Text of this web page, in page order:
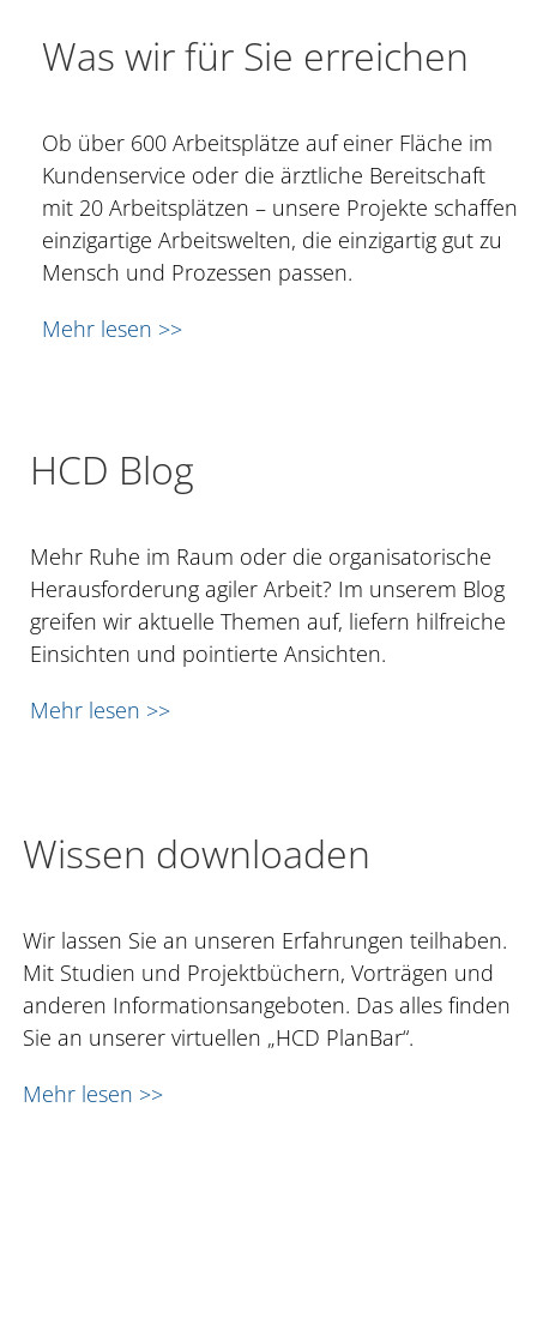
Was wir für Sie erreichen
Ob über 600 Arbeitsplätze auf einer Fläche im
Kundenservice oder die ärztliche Bereitschaft
mit 20 Arbeitsplätzen – unsere Projekte schaffen
einzigartige Arbeitswelten, die einzigartig gut zu
Mensch und Prozessen passen.
Mehr lesen >>
HCD Blog
Mehr Ruhe im Raum oder die organisatorische
Herausforderung agiler Arbeit? Im unserem Blog
greifen wir aktuelle Themen auf, liefern hilfreiche
Einsichten und pointierte Ansichten.
Mehr lesen >>
Wissen downloaden
Wir lassen Sie an unseren Erfahrungen teilhaben.
Mit Studien und Projektbüchern, Vorträgen und
anderen Informationsangeboten. Das alles finden
Sie an unserer virtuellen „HCD PlanBar“.
Mehr lesen >>